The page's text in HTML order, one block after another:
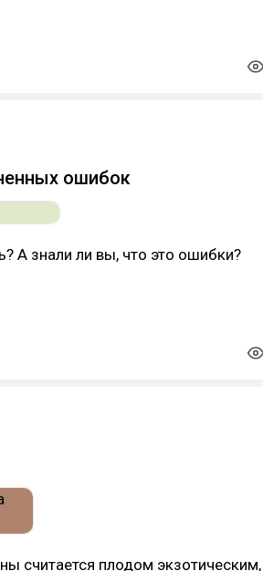
ошибок
А знали ли вы, что это ошибки?
считается плодом экзотическим,